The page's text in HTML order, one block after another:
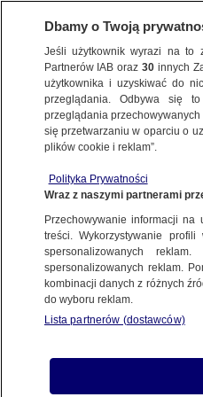
POLSKA
się postawić
26.08.2012, 12:50
Udostępnij
Dbamy o Twoją
Jeśli użytkownik wyrazi na to
Partnerów IAB oraz30 innych
użytkownika i uzyskiwać do
przeglądania. Odbywa się
przeglądania
się przetwarzaniu w oparciu o
plików cookie i reklam”.
Polityka Prywatności
Wraz z naszymi partnerami
Przechowywanie informacji
treści. Wykorzystywanie
spersonalizowanych
spersonalizowanych reklam.
kombinacji danych z różnych
do wyboru reklam.
Lista partnerów (dostawców)